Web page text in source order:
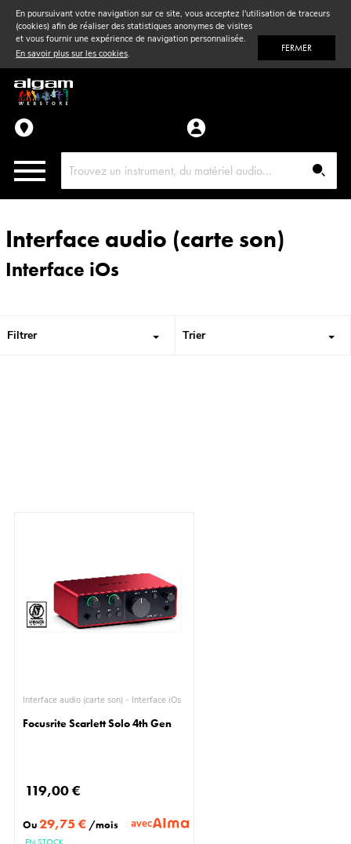
En poursuivant votre navigation sur ce site, vous acceptez l'utilisation de traceurs
(cookies) afin de réaliser des statistiques anonymes de visites
et vous fournir une expérience de navigation personnalisée.
En savoir plus sur les cookies. FERMER
Vent& Violon
Accessoires
Pièces détachées
Interface audio (carte son)
Interface iOs
Interface audio (carte son) - Interface iOs
Focusrite Scarlett Solo 4th Gen
119,00 €
Ou29,75 € /mois avec
EN STOCK
Trier
Filtrer